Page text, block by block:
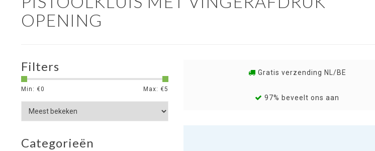
OPENING
Filters
Min: €0 Max: €5
Categorieën
Gratis verzending NL/BE
97% beveelt ons aan